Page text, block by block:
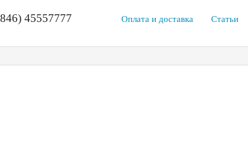
45557777 Оплата и доставка Статьи